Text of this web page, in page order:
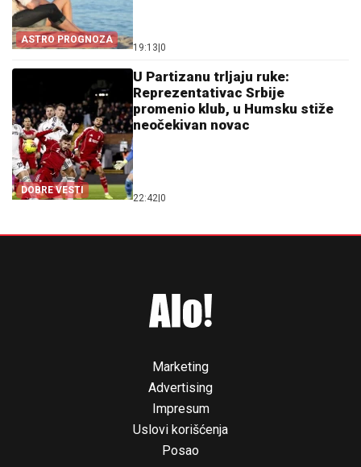
ASTRO PROGNOZA
19:13 0
DOBRE VESTI
U Partizanu trljaju ruke:
Reprezentativac Srbije
promenio klub, u Humsku stiže
neočekivan novac
22:42 0
Marketing
Advertising
Impresum
Uslovi korišćenja
Posao